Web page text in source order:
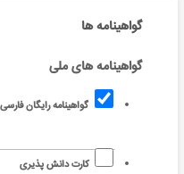
گواهینامه ها
گواهینامه های ملی
گواهینامه رایگان
کارت دانش پذیری